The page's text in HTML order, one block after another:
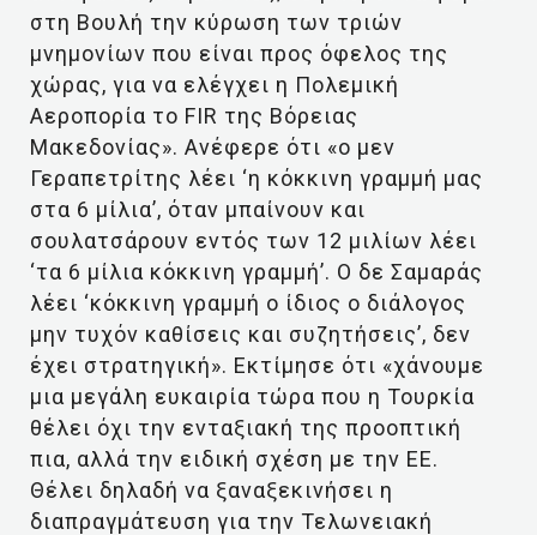
στη Βουλή την κύρωση των τριών
μνημονίων που είναι προς όφελος της
χώρας, για να ελέγχει η Πολεμική
Αεροπορία το FIR της Βόρειας
Μακεδονίας». Ανέφερε ότι «ο μεν
Γεραπετρίτης λέει ‘η κόκκινη γραμμή μας
στα 6 μίλια’, όταν μπαίνουν και
σουλατσάρουν εντός των 12 μιλίων λέει
‘τα 6 μίλια κόκκινη γραμμή’. Ο δε Σαμαράς
λέει ‘κόκκινη γραμμή ο ίδιος ο διάλογος
μην τυχόν καθίσεις και συζητήσεις’, δεν
έχει στρατηγική». Εκτίμησε ότι «χάνουμε
μια μεγάλη ευκαιρία τώρα που η Τουρκία
θέλει όχι την ενταξιακή της προοπτική
πια, αλλά την ειδική σχέση με την ΕΕ.
Θέλει δηλαδή να ξαναξεκινήσει η
διαπραγμάτευση για την Τελωνειακή